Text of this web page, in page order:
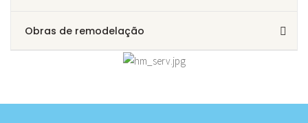
Obras de remodelação